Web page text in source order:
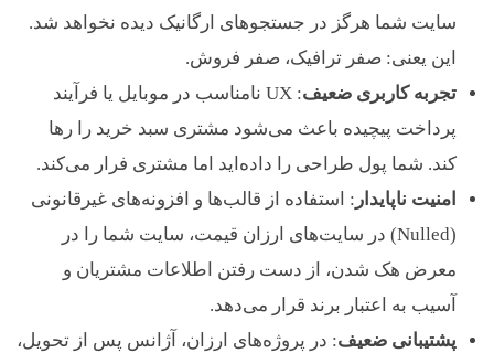
سایت شما هرگز در جستجوهای ارگانیک دیده نخواهد شد.
این یعنی: صفر ترافیک، صفر فروش.
تجربه کاربری ضعیف
: UX نامناسب در موبایل یا فرآیند
پرداخت پیچیده باعث می‌شود مشتری سبد خرید را رها
کند. شما پول طراحی را داده‌اید اما مشتری فرار می‌کند.
امنیت ناپایدار : استفاده از قالب‌ها و افزونه‌های غیرقانونی
(Nulled) در سایت‌های ارزان قیمت، سایت شما را در
معرض هک شدن، از دست رفتن اطلاعات مشتریان و
آسیب به اعتبار برند قرار می‌دهد.
پشتیبانی ضعیف: در پروژه‌های ارزان، آژانس پس از تحویل،